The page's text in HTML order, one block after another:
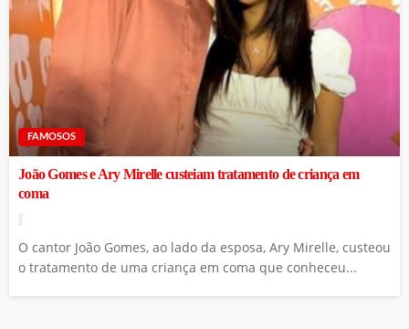
FAMOSOS
João Gomes e Ary Mirelle custeiam tratamento de criança em
coma
O cantor João Gomes, ao lado da esposa, Ary Mirelle, custeou
o tratamento de uma criança em coma que conheceu...